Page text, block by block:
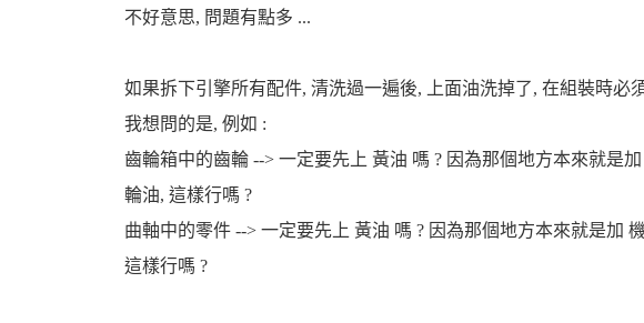
婆
不好意思, 問題有點多 ...
如果拆下引擎所有配件, 清洗過一遍後, 上面油洗掉了, 在組裝時必
我想問的是, 例如 :
齒輪箱中的齒輪 --> 一定要先上 黃油 嗎 ? 因為那個地方本來就是
輪油, 這樣行嗎 ?
曲軸中的零件 --> 一定要先上 黃油 嗎 ? 因為那個地方本來就是加
這樣行嗎 ?